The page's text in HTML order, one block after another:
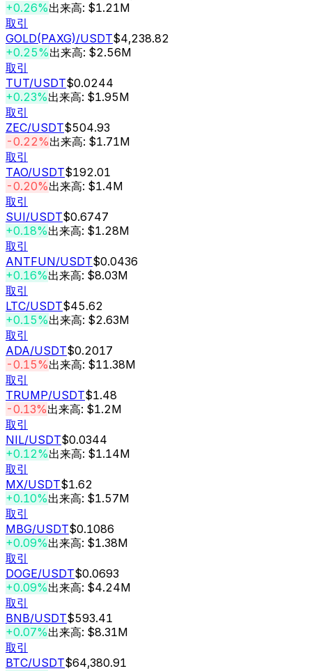
+0.26%出来高: $1.21M
取引
GOLD(PAXG)/USDT$4,238.82
+0.25%出来高: $2.56M
取引
TUT/USDT$0.0244
+0.23%出来高: $1.95M
取引
ZEC/USDT$504.93
-0.22%出来高: $1.71M
取引
TAO/USDT$192.01
-0.20%出来高: $1.4M
取引
SUI/USDT$0.6747
+0.18%出来高: $1.28M
取引
ANTFUN/USDT$0.0436
+0.16%出来高: $8.03M
取引
LTC/USDT$45.62
+0.15%出来高: $2.63M
取引
ADA/USDT$0.2017
-0.15%出来高: $11.38M
取引
TRUMP/USDT$1.48
-0.13%出来高: $1.2M
取引
NIL/USDT$0.0344
+0.12%出来高: $1.14M
取引
MX/USDT$1.62
+0.10%出来高: $1.57M
取引
MBG/USDT$0.1086
+0.09%出来高: $1.38M
取引
DOGE/USDT$0.0693
+0.09%出来高: $4.24M
取引
BNB/USDT$593.41
+0.07%出来高: $8.31M
取引
BTC/USDT$64,380.91